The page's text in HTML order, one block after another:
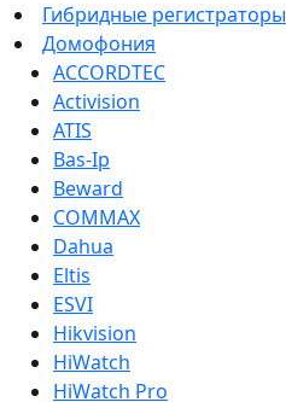
Гибридные регистраторы
Домофония
ACCORDTEC
Activision
ATIS
Bas-Ip
Beward
COMMAX
Dahua
Eltis
ESVI
Hikvision
HiWatch
HiWatch Pro